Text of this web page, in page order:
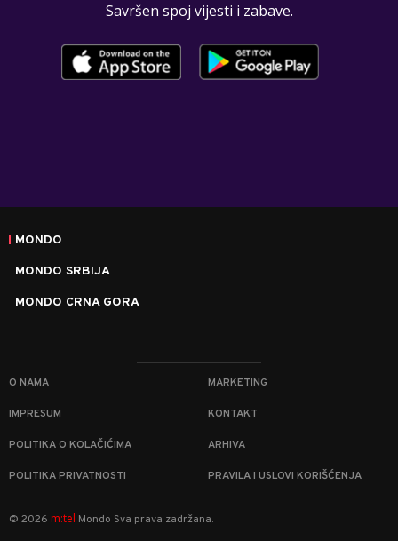
Savršen spoj vijesti i zabave.
MONDO
MONDO SRBIJA
MONDO CRNA GORA
O NAMA MARKETING
IMPRESUM KONTAKT
POLITIKA O KOLAČIĆIMA ARHIVA
POLITIKA PRIVATNOSTI PRAVILA I USLOVI KORIŠĆENJA
© 2026 m:tel Mondo Sva prava zadržana.